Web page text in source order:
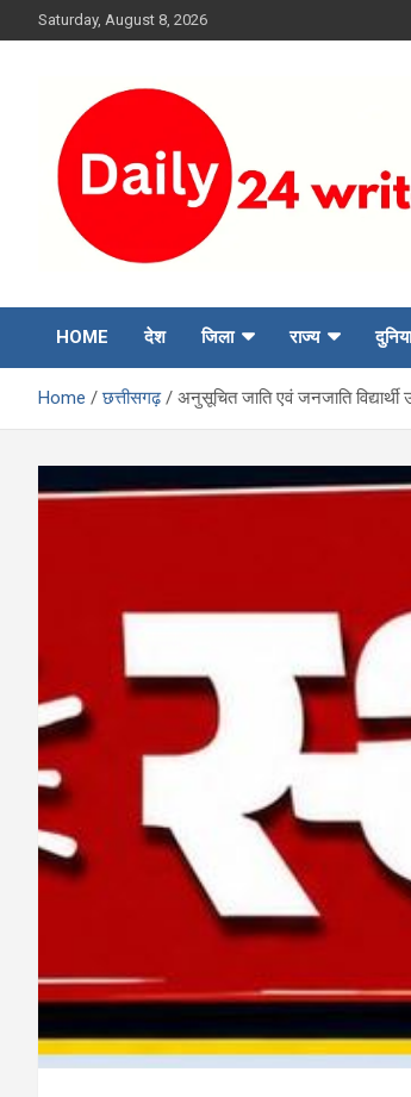
to
Saturday, August 8, 2026
HOME देश जिला राज्य दुनिया
Home छत्तीसगढ़ अनुसूचित जाति एवं जनजाति विद्यार्थी